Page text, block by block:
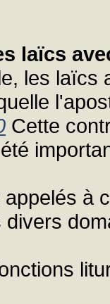
laïcs
les laïcs
Cette
à